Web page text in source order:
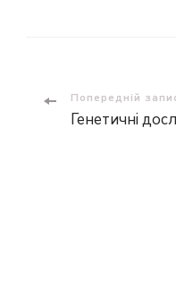
Навігація
Попередній
Генетичні